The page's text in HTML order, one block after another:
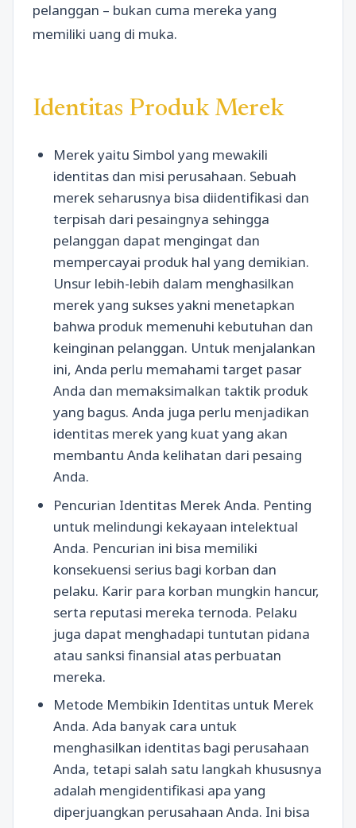
pelanggan – bukan cuma mereka yang
memiliki uang di muka.
Identitas Produk Merek
Merek yaitu Simbol yang mewakili
identitas dan misi perusahaan. Sebuah
merek seharusnya bisa diidentifikasi dan
terpisah dari pesaingnya sehingga
pelanggan dapat mengingat dan
mempercayai produk hal yang demikian.
Unsur lebih-lebih dalam menghasilkan
merek yang sukses yakni menetapkan
bahwa produk memenuhi kebutuhan dan
keinginan pelanggan. Untuk menjalankan
ini, Anda perlu memahami target pasar
Anda dan memaksimalkan taktik produk
yang bagus. Anda juga perlu menjadikan
identitas merek yang kuat yang akan
membantu Anda kelihatan dari pesaing
Anda.
Pencurian Identitas Merek Anda. Penting
untuk melindungi kekayaan intelektual
Anda. Pencurian ini bisa memiliki
konsekuensi serius bagi korban dan
pelaku. Karir para korban mungkin hancur,
serta reputasi mereka ternoda. Pelaku
juga dapat menghadapi tuntutan pidana
atau sanksi finansial atas perbuatan
mereka.
Metode Membikin Identitas untuk Merek
Anda. Ada banyak cara untuk
menghasilkan identitas bagi perusahaan
Anda, tetapi salah satu langkah khususnya
adalah mengidentifikasi apa yang
diperjuangkan perusahaan Anda. Ini bisa